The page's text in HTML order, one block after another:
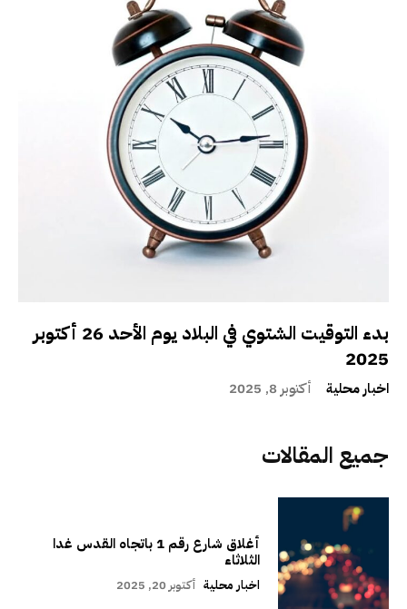
بدء التوقيت الشتوي في البلاد يوم الأحد 26 أكتوبر
2025
اخبار محلية أكتوبر 8, 2025
جميع المقالات
أغلاق شارع رقم 1 باتجاه القدس غدا
الثلاثاء
اخبار محلية أكتوبر 20, 2025